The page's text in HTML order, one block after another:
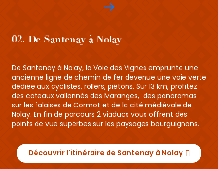
02. De Santenay à Nolay
De Santenay à Nolay, la Voie des Vignes emprunte une
ancienne ligne de chemin de fer devenue une voie verte
dédiée aux cyclistes, rollers, piétons. Sur 13 km, profitez
des coteaux vallonnés des Maranges, des panoramas
sur les falaises de Cormot et de la cité médiévale de
Nolay. En fin de parcours 2 viaducs vous offrent des
points de vue superbes sur les paysages bourguignons.
Découvrir l'itinéraire de Santenay à Nolay